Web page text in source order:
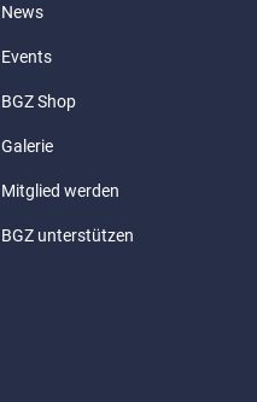
News
Events
BGZ Shop
Galerie
Mitglied werden
BGZ unterstützen